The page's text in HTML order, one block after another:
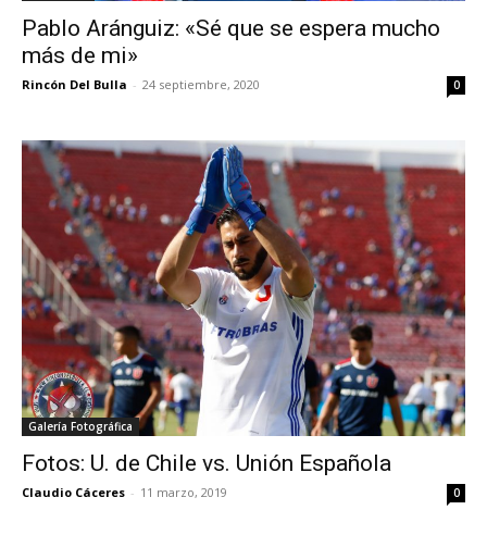
Pablo Aránguiz: «Sé que se espera mucho
más de mi»
Rincón Del Bulla - 24 septiembre, 2020 0
Galería Fotográfica
Fotos: U. de Chile vs. Unión Española
Claudio Cáceres - 11 marzo, 2019 0